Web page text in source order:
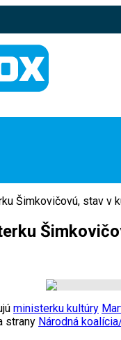
Šimkovičovú, stav v
ministerku kultúry
strany Národná